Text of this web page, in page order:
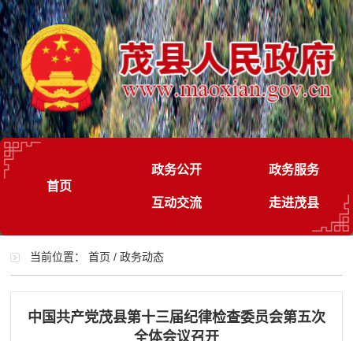
首页
政务公开 政务服务
互动交流 走进茂县
当前位置：首页 /政务动态
中国共产党茂县第十三届纪律检查委员会第五次
全体会议召开